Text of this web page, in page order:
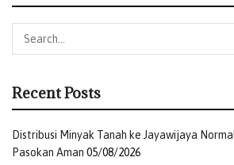
Recent Posts
Distribusi Minyak Tanah ke Jayawijaya
Pasokan Aman 05/08/2026